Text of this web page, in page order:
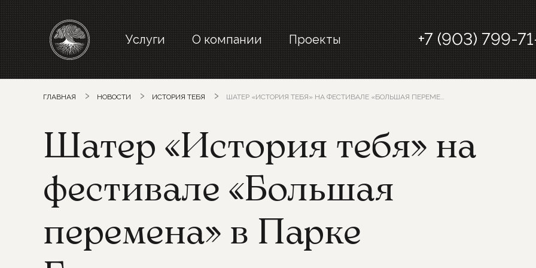
Услуги О компании Проекты +7 (903) 799-
ГЛАВНАЯ НОВОСТИ ИСТОРИЯ ТЕБЯ ШАТЕР «ИСТОРИЯ ТЕБЯ» НА ФЕСТИВАЛЕ «БОЛЬШАЯ ПЕРЕМЕНА» В ПАРКЕ ГОРЬКОГО
Шатер «История тебя» на
фестивале «Большая
перемена» в Парке